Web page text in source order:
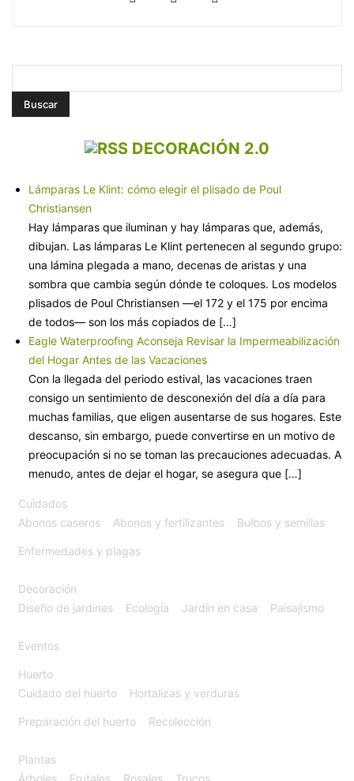
DECORACIÓN 2.0
Lámparas Le Klint: cómo elegir el plisado de Poul
Christiansen
Hay lámparas que iluminan y hay lámparas que, además,
dibujan. Las lámparas Le Klint pertenecen al segundo grupo:
una lámina plegada a mano, decenas de aristas y una
sombra que cambia según dónde te coloques. Los modelos
plisados de Poul Christiansen —el 172 y el 175 por encima
de todos— son los más copiados de […]
Eagle Waterproofing Aconseja Revisar la Impermeabilización
del Hogar Antes de las Vacaciones
Con la llegada del periodo estival, las vacaciones traen
consigo un sentimiento de desconexión del día a día para
muchas familias, que eligen ausentarse de sus hogares. Este
descanso, sin embargo, puede convertirse en un motivo de
preocupación si no se toman las precauciones adecuadas. A
menudo, antes de dejar el hogar, se asegura que […]
Cuidados
Abonos caseros
Abonos y fertilizantes Bulbos y semillas
Enfermedades y plagas
Decoración
Diseño de jardines
Ecología Jardín en casa Paisajismo
Eventos
Huerto
Cuidado del huerto
Hortalizas y verduras
Preparación del huerto Recolección
Plantas
Árboles
Frutales Rosales Trucos